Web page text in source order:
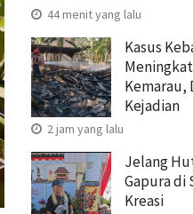
44 menit yang lalu
Kasus
Kemarau,
Kejadian
2 jam yang lalu
Jelang
Gapura di
Kreasi